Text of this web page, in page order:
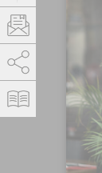
AddThis está